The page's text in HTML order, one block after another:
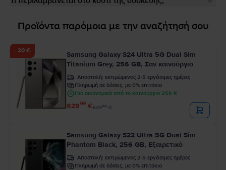
Προϊόντα παρόμοια με την αναζήτησή σου
- 20 €
Samsung Galaxy S24 Ultra 5G Dual Sim
Titanium Grey, 256 GB, Σαν καινούργιο
Αποστολή: εκτιμώμενος 2-5 εργάσιμες ημέρες
Πληρωμή σε δόσεις, με 0% επιτόκιο
Πιο οικονομικό από το καινούργιο 256 €
62999 €64999€
Samsung Galaxy S22 Ultra 5G Dual Sim
Phantom Black, 256 GB, Εξαιρετικό
Αποστολή: εκτιμώμενος 2-5 εργάσιμες ημέρες
Πληρωμή σε δόσεις, με 0% επιτόκιο